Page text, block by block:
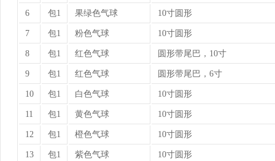
6 包1 果绿色气球 10寸圆形
7 包1 粉色气球 10寸圆形
8 包1 红色气球 圆形带尾巴，10寸
9 包1 红色气球 圆形带尾巴，6寸
10 包1 白色气球 10寸圆形
11 包1 黄色气球 10寸圆形
12 包1 橙色气球 10寸圆形
13 包1 紫色气球 10寸圆形